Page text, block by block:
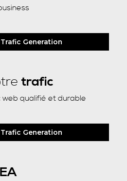
Generation
trafic
qualifié et durable
Generation